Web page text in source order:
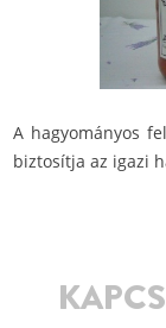
A hagyományos
biztosítja az igazi